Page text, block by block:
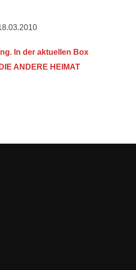
In der aktuellen Box
ANDERE HEIMAT